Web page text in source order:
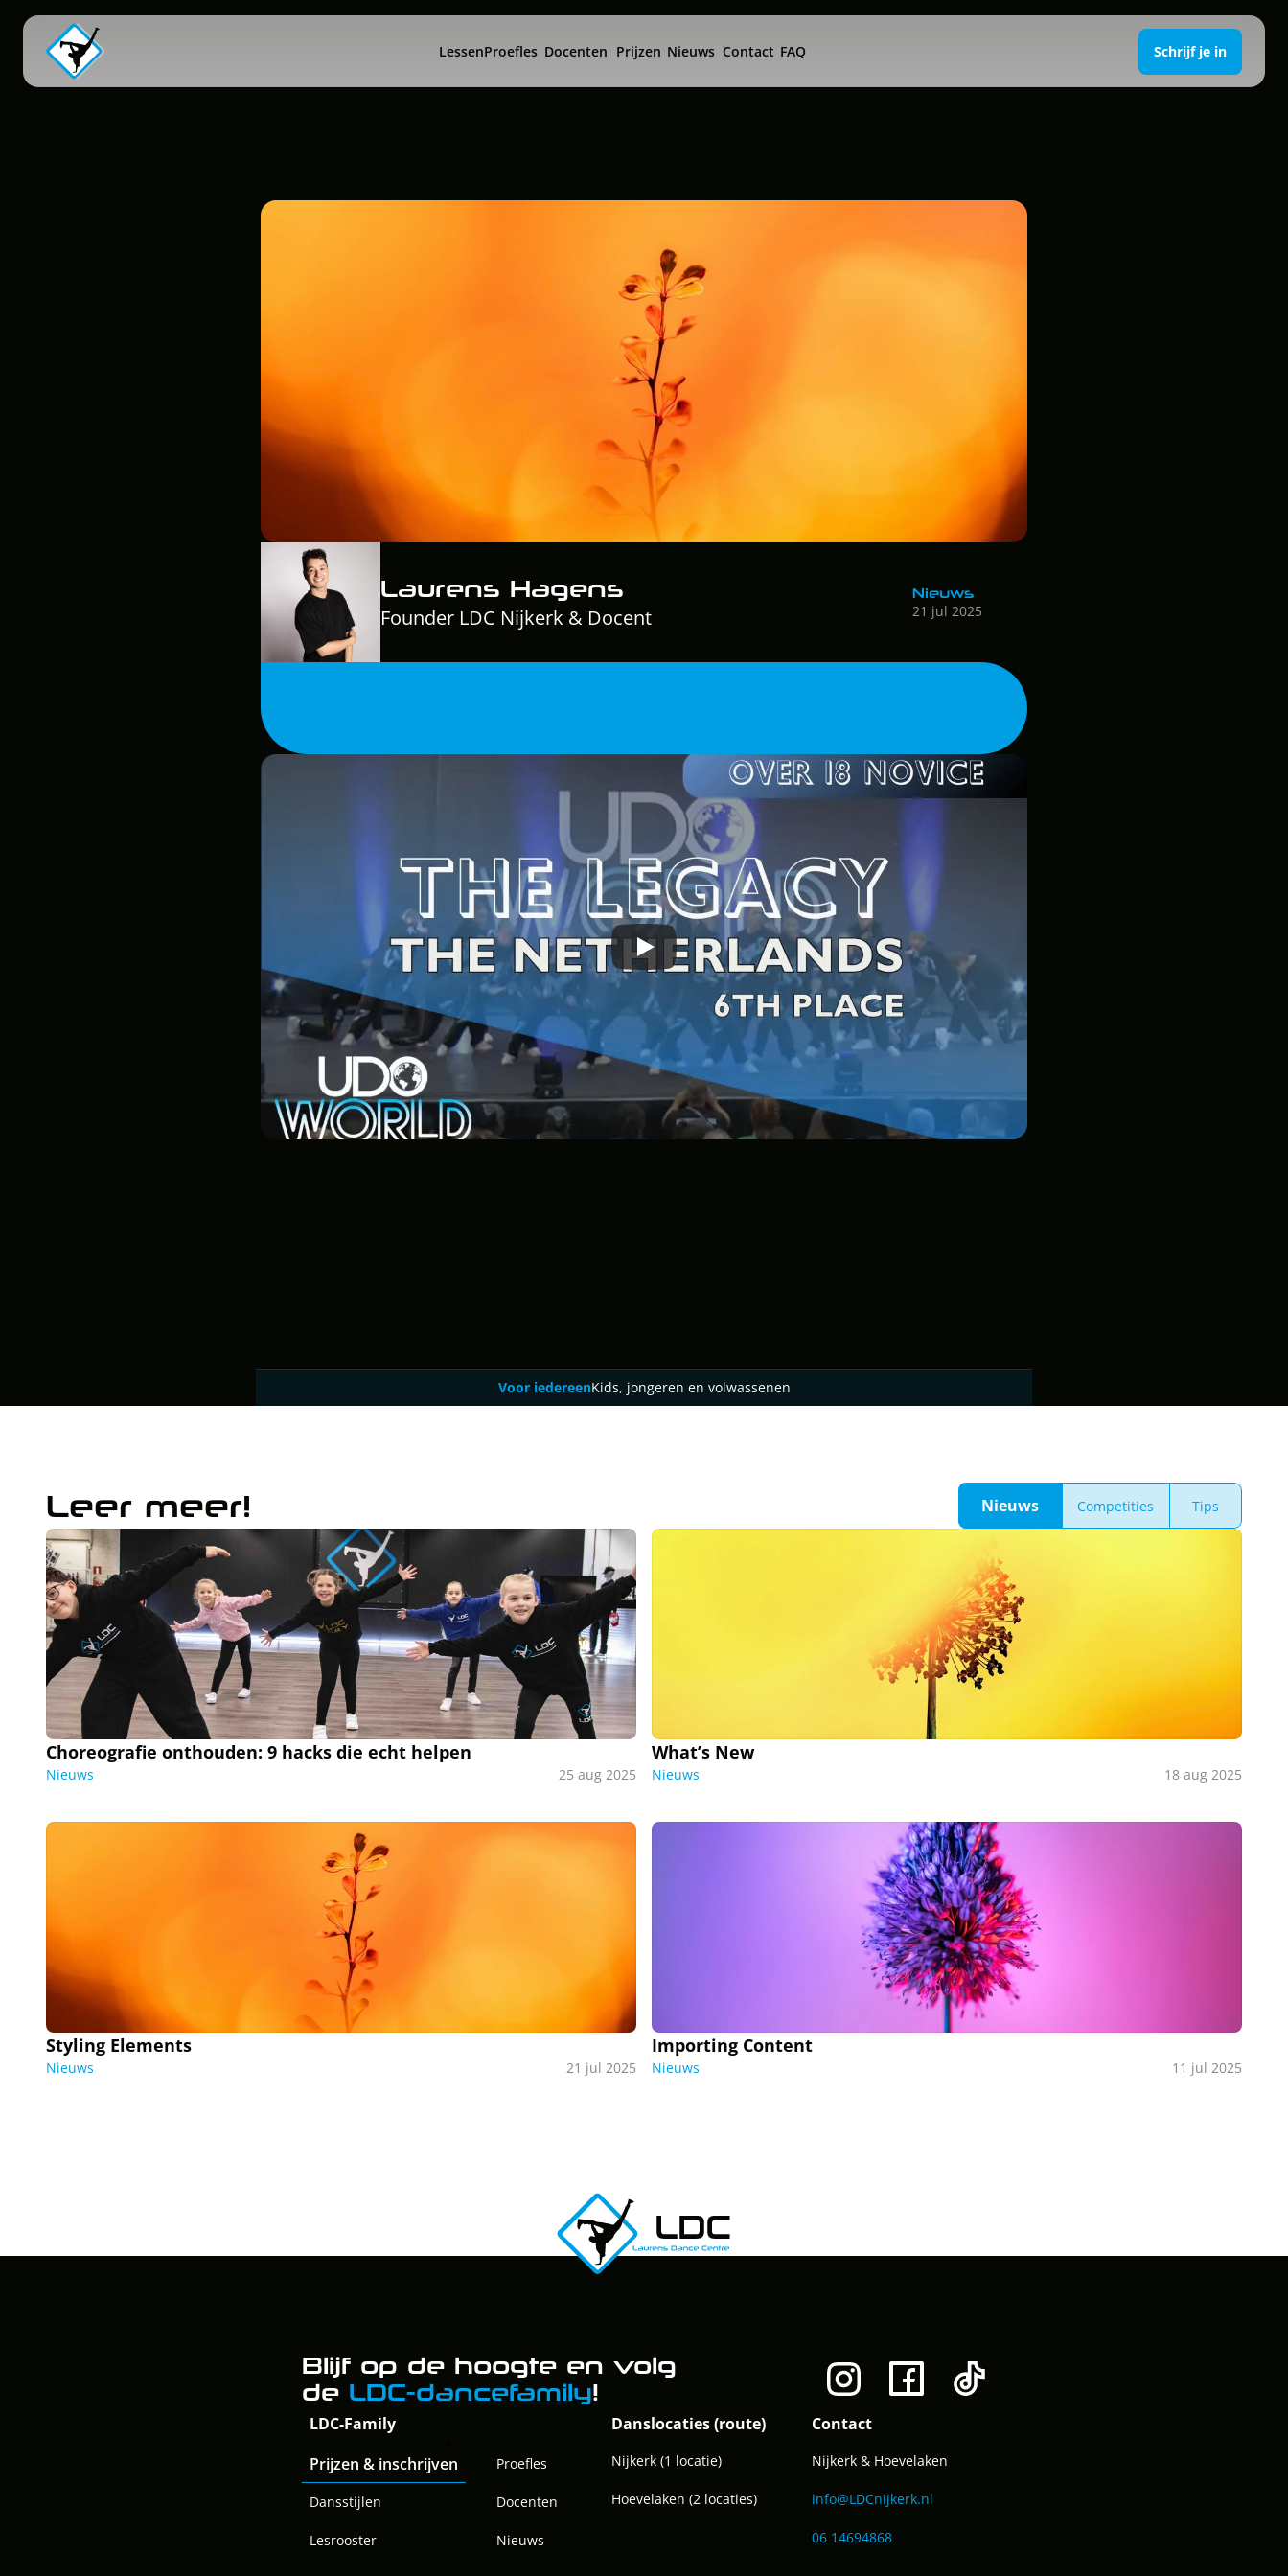
LessenProefles Docenten Prijzen Nieuws Contact FAQ Schrijf je in
Styling Elements
Laurens Hagens
Founder LDC Nijkerk & Docent
Nieuws
21 jul 2025
Voor iedereenKids, jongeren en volwassenen
Leer meer! Nieuws Competities Tips
Choreografie onthouden: 9 hacks die echt helpen
Nieuws 25 aug 2025
What’s New
Nieuws 18 aug 2025
Styling Elements
Nieuws 21 jul 2025
Importing Content
Nieuws 11 jul 2025
Blijf op de hoogte en volg
de LDC-dancefamily!
LDC-Family
Prijzen & inschrijven
Dansstijlen
Lesrooster
Proefles
Docenten
Nieuws
Danslocaties (route)
Nijkerk (1 locatie)
Hoevelaken (2 locaties)
Contact
Nijkerk & Hoevelaken
info@LDCnijkerk.nl
06 14694868